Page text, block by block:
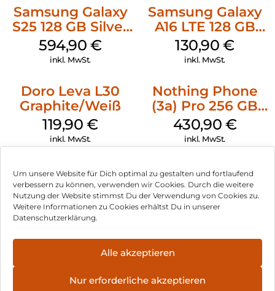
Um unsere Website für Dich optimal zu gestalten und fortlaufend
verbessern zu können, verwenden wir Cookies. Durch die weitere
Nutzung der Website stimmst Du der Verwendung von Cookies zu.
Weitere Informationen zu Cookies erhältst Du in unserer
Datenschutzerklärung.
Alle akzeptieren
Nur erforderliche akzeptieren
Samsung Galaxy
S25 128 GB Silver
Shadow
594,90€
inkl. MwSt.
Samsung Galaxy
A16 LTE 128 GB
Black
130,90€
inkl. MwSt.
Doro Leva L30
Graphite/Weiß
119,90€
inkl. MwSt.
Nothing Phone
(3a) Pro 256 GB
Grey
430,90 €
inkl. MwSt.
Impressum